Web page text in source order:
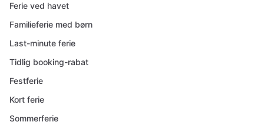
Ferie ved havet
Familieferie med børn
Last-minute ferie
Tidlig booking-rabat
Festferie
Kort ferie
Sommerferie